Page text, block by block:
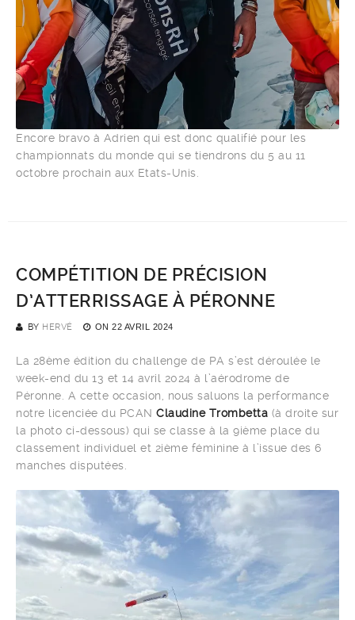
Encore bravo à Adrien qui est donc qualifié pour les
championnats du monde qui se tiendrons du 5 au 11
octobre prochain aux Etats-Unis.
COMPÉTITION DE PRÉCISION
D’ATTERRISSAGE À PÉRONNE
BY HERVÉ ON 22 AVRIL 2024
La 28ème édition du challenge de PA s’est déroulée le
week-end du 13 et 14 avril 2024 à l’aérodrome de
Péronne. A cette occasion, nous saluons la performance
notre licenciée du PCAN Claudine Trombetta (à droite sur
la photo ci-dessous) qui se classe à la 9ième place du
classement individuel et 2ième féminine à l’issue des 6
manches disputées.